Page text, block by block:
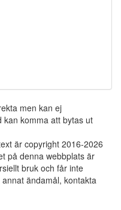
men kan ej
kan komma att bytas ut
är copyright 2016-2026
på denna webbplats är
bruk och får inte
ändamål, kontakta